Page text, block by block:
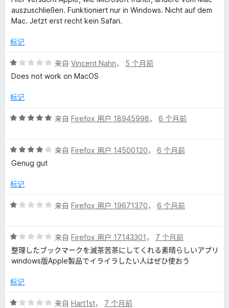
1
/
auszuschließen. Funktioniert nur in Windows. Nicht auf dem
Mac. Jetzt erst recht kein Safari.
标记
评
分
/
来自 Vincent Nahn， 5 个月前
Does not work on MacOS
标记
评
/
5
来自 Firefox 用户 18945998， 6 个月前
评
分
/
来自 Firefox 用户 14500120， 6 个月前
Genug gut
标记
评
/
5
来自 Firefox 用户 19671370， 6 个月前
评
分
1
5
来自 Firefox 用户 17143301 ， 7 个月前
整理したブックマークを滅茶苦茶にしてくれる素晴らしいアプリ
windows版Apple製品でイライラしたい人はぜひ使おう
标记
评
来自 Hart1st， 7 个月前